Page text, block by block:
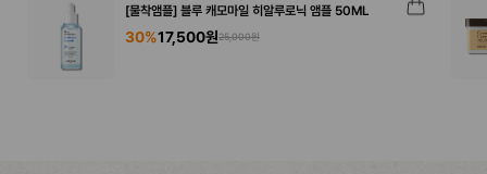
[물착앰플] 블루 캐모마일 히알루로닉 앰플 50ML
30%17,500원25,000원